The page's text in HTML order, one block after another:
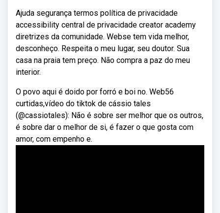
Ajuda segurança termos política de privacidade
accessibility central de privacidade creator academy
diretrizes da comunidade. Webse tem vida melhor,
desconheço. Respeita o meu lugar, seu doutor. Sua
casa na praia tem preço. Não compra a paz do meu
interior.
O povo aqui é doido por forró e boi no. Web56
curtidas,vídeo do tiktok de cássio tales
(@cassiotales): Não é sobre ser melhor que os outros,
é sobre dar o melhor de si, é fazer o que gosta com
amor, com empenho e.